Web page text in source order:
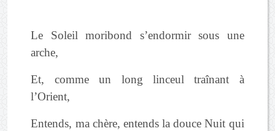
Le Soleil moribond s’endormir sous une
arche,
Et, comme un long linceul traînant à
l’Orient,
Entends, ma chère, entends la douce Nuit qui